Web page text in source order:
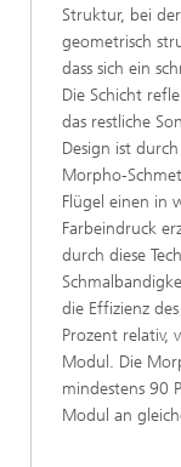
Struktur, bei
geometrisch
dass sich ein
Die Schicht
das restliche
Design ist
Morpho-
Flügel einen in
Farbeindruck
durch diese
die Effizienz
Prozent relativ,
Modul. Die
mindestens 90
Modul an